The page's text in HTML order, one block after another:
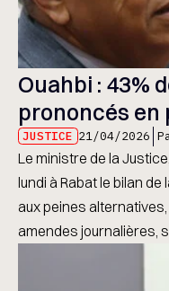
Ouahbi : 43%
prononcés en
JUSTICE 21/04/2026
Le ministre de la
lundi à Rabat le bilan
aux peines
amendes journalières,